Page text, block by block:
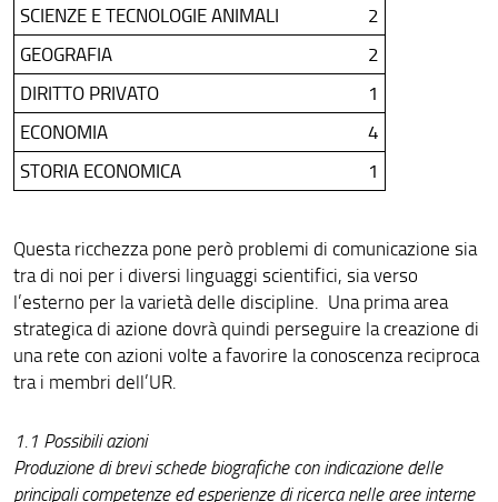
SCIENZE E TECNOLOGIE ANIMALI
2
GEOGRAFIA
2
DIRITTO PRIVATO
1
ECONOMIA
4
STORIA ECONOMICA
1
Questa ricchezza pone però problemi di comunicazione sia
tra di noi per i diversi linguaggi scientifici, sia verso
l’esterno per la varietà delle discipline. Una prima area
strategica di azione dovrà quindi perseguire la creazione di
una rete con azioni volte a favorire la conoscenza reciproca
tra i membri dell’UR.
1.1 Possibili azioni
Produzione di brevi schede biografiche con indicazione delle
principali competenze ed esperienze di ricerca nelle aree interne